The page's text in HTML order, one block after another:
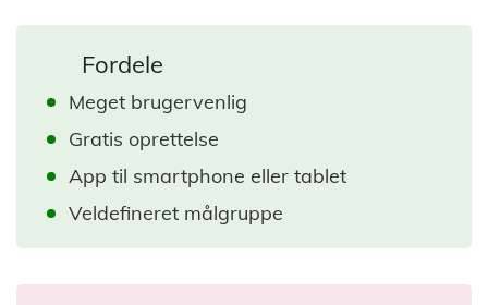
Fordele
Meget brugervenlig
Gratis oprettelse
App til smartphone eller tablet
Veldefineret målgruppe